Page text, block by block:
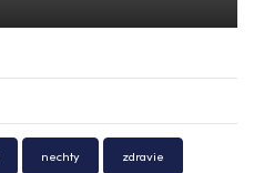
nechty zdravie